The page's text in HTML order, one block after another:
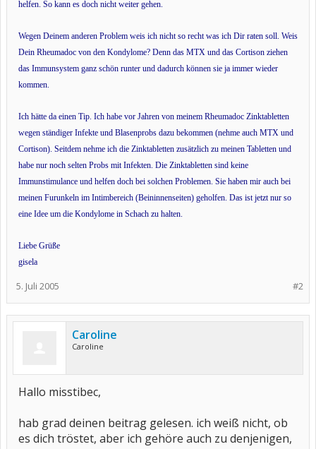
helfen. So kann es doch nicht weiter gehen.
Wegen Deinem anderen Problem weis ich nicht so recht was ich Dir raten soll. Weis
Dein Rheumadoc von den Kondylome? Denn das MTX und das Cortison ziehen
das Immunsystem ganz schön runter und dadurch können sie ja immer wieder
kommen.
Ich hätte da einen Tip. Ich habe vor Jahren von meinem Rheumadoc Zinktabletten
wegen ständiger Infekte und Blasenprobs dazu bekommen (nehme auch MTX und
Cortison). Seitdem nehme ich die Zinktabletten zusätzlich zu meinen Tabletten und
habe nur noch selten Probs mit Infekten. Die Zinktabletten sind keine
Immunstimulance und helfen doch bei solchen Problemen. Sie haben mir auch bei
meinen Furunkeln im Intimbereich (Beininnenseiten) geholfen. Das ist jetzt nur so
eine Idee um die Kondylome in Schach zu halten.
Liebe Grüße
gisela
#2
5. Juli 2005
Caroline
Caroline
Hallo misstibec,
hab grad deinen beitrag gelesen. ich weiß nicht, ob
es dich tröstet, aber ich gehöre auch zu denjenigen,